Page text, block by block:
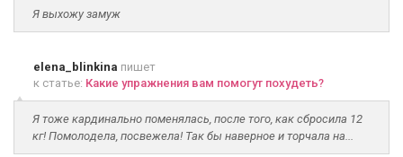
Я выхожу замуж
elena_blinkina пишет
к статье: Какие упражнения вам помогут похудеть?
Я тоже кардинально поменялась, после того, как сбросила 12
кг! Помолодела, посвежела! Так бы наверное и торчала на...